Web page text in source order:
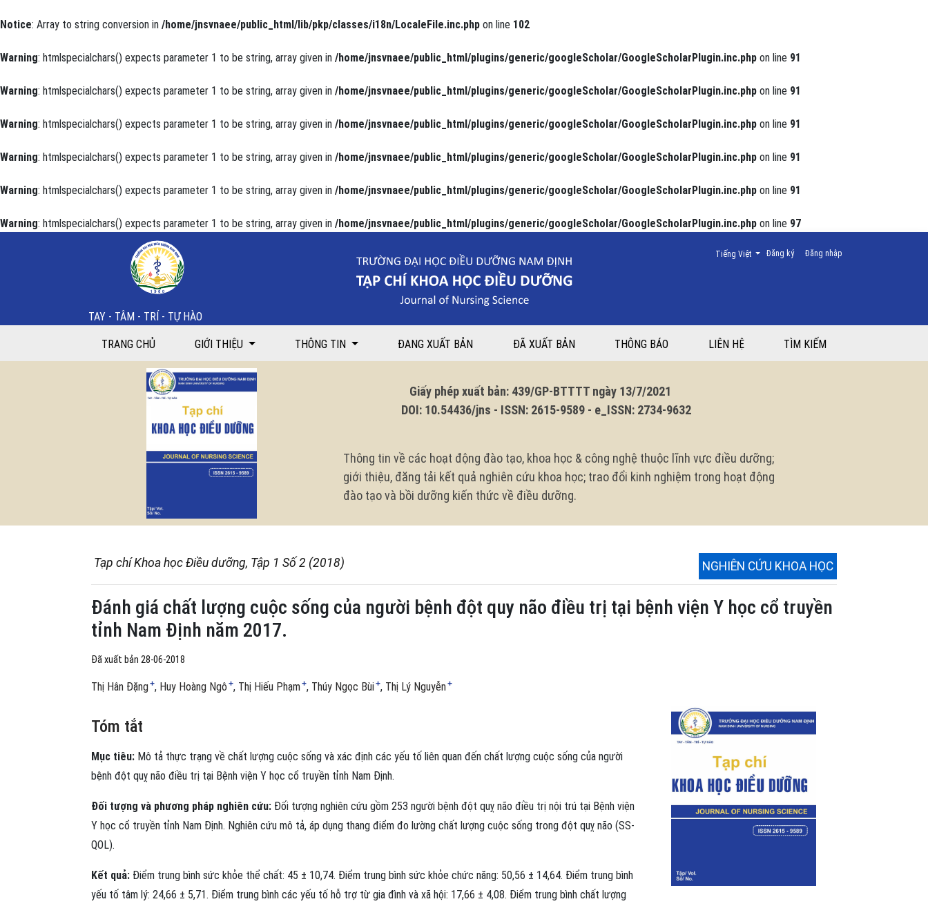
Notice: Array to string conversion in /home/jnsvnaee/public_html/lib/pkp/classes/i18n/LocaleFile.inc.php on line 102
Warning: htmlspecialchars() expects parameter 1 to be string, array given in /home/jnsvnaee/public_html/plugins/generic/googleScholar/GoogleScholarPlugin.inc.php on line 91
Warning: htmlspecialchars() expects parameter 1 to be string, array given in /home/jnsvnaee/public_html/plugins/generic/googleScholar/GoogleScholarPlugin.inc.php on line 91
Warning: htmlspecialchars() expects parameter 1 to be string, array given in /home/jnsvnaee/public_html/plugins/generic/googleScholar/GoogleScholarPlugin.inc.php on line 91
Warning: htmlspecialchars() expects parameter 1 to be string, array given in /home/jnsvnaee/public_html/plugins/generic/googleScholar/GoogleScholarPlugin.inc.php on line 91
Warning: htmlspecialchars() expects parameter 1 to be string, array given in /home/jnsvnaee/public_html/plugins/generic/googleScholar/GoogleScholarPlugin.inc.php on line 91
Warning: htmlspecialchars() expects parameter 1 to be string, array given in /home/jnsvnaee/public_html/plugins/generic/googleScholar/GoogleScholarPlugin.inc.php on line 97
Đánh giá chất lượng cuộc sống của người bệnh đột quy não điều trị tại bệnh viện Y học cổ truyền tỉnh Nam Định năm 2017.
TAY - TÂM - TRÍ - TỰ HÀO
Đăng ký Đăng nhập
Thay đổi ngôn ngữ. Ngôn ngữ hiện tại là:
Tiếng Việt
TRANG CHỦ GIỚI THIỆU THÔNG TIN ĐANG XUẤT BẢN ĐÃ XUẤT BẢN THÔNG BÁO LIÊN HỆ TÌM KIẾM
Giấy phép xuất bản: 439/GP-BTTTT ngày 13/7/2021
DOI: 10.54436/jns - ISSN: 2615-9589 - e_ISSN: 2734-9632
Thông tin về các hoạt động đào tạo, khoa học & công nghệ thuộc lĩnh vực điều dưỡng;
giới thiệu, đăng tải kết quả nghiên cứu khoa học; trao đổi kinh nghiệm trong hoạt động
đào tạo và bồi dưỡng kiến thức về điều dưỡng.
Tạp chí Khoa học Điều dưỡng, Tập 1 Số 2 (2018) NGHIÊN CỨU KHOA HỌC
Đánh giá chất lượng cuộc sống của người bệnh đột quy não điều trị tại bệnh viện Y học cổ truyền
tỉnh Nam Định năm 2017.
Đã xuất bản 28-06-2018
Thị Hân Đặng+ Huy Hoàng Ngô + Thị Hiếu Phạm+ Thúy Ngọc Bùi+ Thị Lý Nguyễn+
Tóm tắt
Mục tiêu: Mô tả thực trạng về chất lượng cuộc sống và xác định các yếu tố liên quan đến chất lượng cuộc sống của người
bệnh đột quỵ não điều trị tại Bệnh viện Y học cổ truyền tỉnh Nam Định.
Đối tượng và phương pháp nghiên cứu: Đối tượng nghiên cứu gồm 253 người bệnh đột quỵ não điều trị nội trú tại Bệnh viện
Y học cổ truyền tỉnh Nam Định. Nghiên cứu mô tả, áp dụng thang điểm đo lường chất lượng cuộc sống trong đột quỵ não (SS-
QOL).
Kết quả: Điểm trung bình sức khỏe thể chất: 45 ± 10,74. Điểm trung bình sức khỏe chức năng: 50,56 ± 14,64. Điểm trung bình
yếu tố tâm lý: 24,66 ± 5,71. Điểm trung bình các yếu tố hỗ trợ từ gia đình và xã hội: 17,66 ± 4,08. Điểm trung bình chất lượng